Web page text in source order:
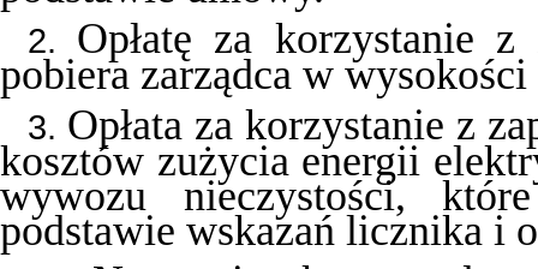
2. Opłatę za korzystanie z
pobiera zarządca w
3. Opłata za korzystanie z
kosztów zużycia energii
wywozu nieczystości,
podstawie wskazań licznika i